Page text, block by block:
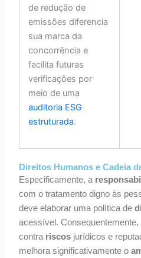
de redução de
emissões diferencia
sua marca da
concorrência e
facilita futuras
verificações por
meio de uma
auditoria ESG
estruturada.
Direitos Humanos e Cadeia
Especificamente, a
com o tratamento digno às
deve elaborar uma política de
acessível.
contra riscos jurídicos e
melhora significativamente o